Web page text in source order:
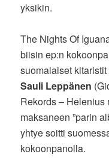
yksikin.
The Nights Of
biisin ep:n
suomalaiset kitaristit
Sauli Leppänen
Rekords – Helenius
maksaneen ”parin
yhtye soitti
kokoonpanolla.